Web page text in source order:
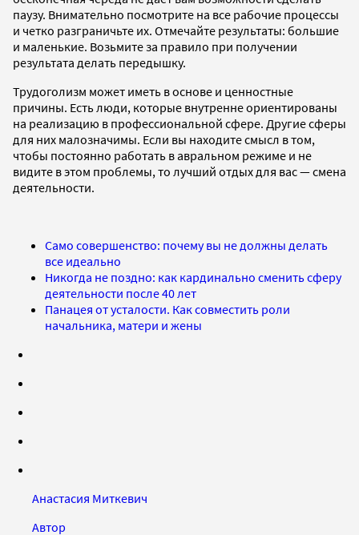
паузу. Внимательно посмотрите на все рабочие процессы
и четко разграничьте их. Отмечайте результаты: большие
и маленькие. Возьмите за правило при получении
результата делать передышку.
Трудоголизм может иметь в основе и ценностные
причины. Есть люди, которые внутренне ориентированы
на реализацию в профессиональной сфере. Другие сферы
для них малозначимы. Если вы находите смысл в том,
чтобы постоянно работать в авральном режиме и не
видите в этом проблемы, то лучший отдых для вас — смена
деятельности.
Само совершенство: почему вы не должны делать
все идеально
Никогда не поздно: как кардинально сменить сферу
деятельности после 40 лет
Панацея от усталости. Как совместить роли
начальника, матери и жены
Анастасия Миткевич
Автор